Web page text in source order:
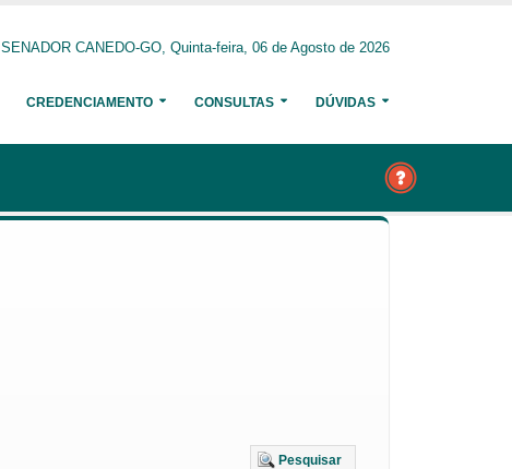
SENADOR CANEDO-GO, Quinta-feira, 06 de Agosto de 2026
CREDENCIAMENTO CONSULTAS DÚVIDAS
Pesquisar